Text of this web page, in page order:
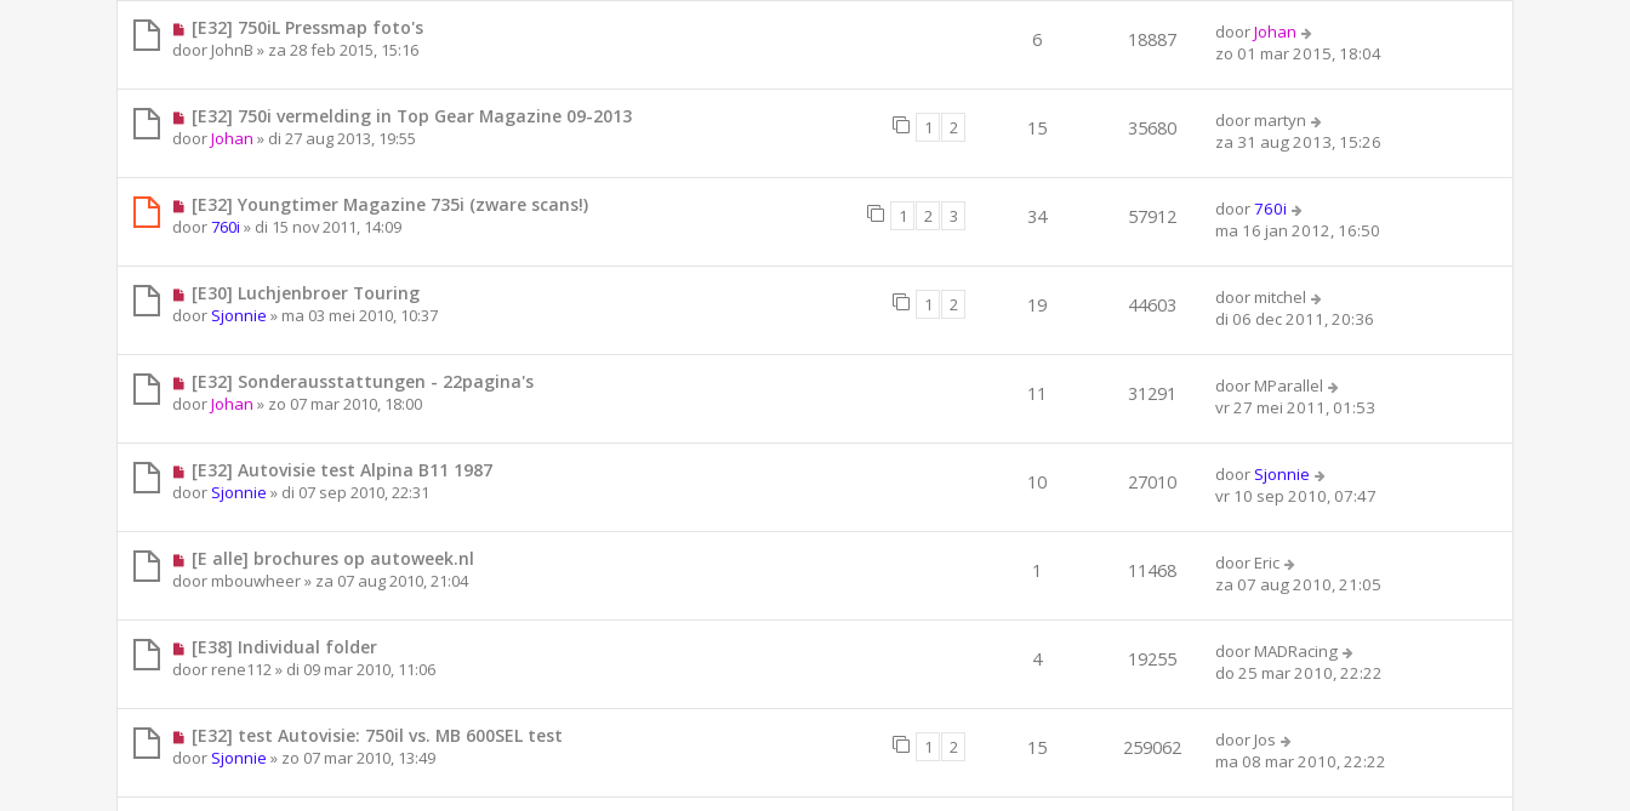
[E32] 750iL Pressmap foto's
door JohnB » za 28 feb 2015, 15:16 6 18887 doorJohan
zo 01 mar 2015, 18:04
[E32] 750i vermelding in Top Gear Magazine 09-2013
doorJohan » di 27 aug 2013, 19:55 1 2 15 35680 door martyn
za 31 aug 2013, 15:26
[E32] Youngtimer Magazine 735i (zware scans!)
door760i » di 15 nov 2011, 14:09 1 2 3 34 57912 door760i
ma 16 jan 2012, 16:50
[E30] Luchjenbroer Touring
door Sjonnie » ma 03 mei 2010, 10:37 1 2 19 44603 door mitchel
di 06 dec 2011, 20:36
[E32] Sonderausstattungen - 22pagina's
doorJohan » zo 07 mar 2010, 18:00 11 31291 door MParallel
vr 27 mei 2011, 01:53
[E32] Autovisie test Alpina B11 1987
door Sjonnie » di 07 sep 2010, 22:31 10 27010 door Sjonnie
vr 10 sep 2010, 07:47
[E alle] brochures op autoweek.nl
door mbouwheer» za 07 aug 2010, 21:04 1 11468 door Eric
za 07 aug 2010, 21:05
[E38] Individual folder
door rene112» di 09 mar 2010, 11:06 4 19255 door MADRacing
do 25 mar 2010, 22:22
[E32] test Autovisie: 750il vs. MB 600SEL test
door Sjonnie » zo 07 mar 2010, 13:49 1 2 15 259062 door Jos
ma 08 mar 2010, 22:22